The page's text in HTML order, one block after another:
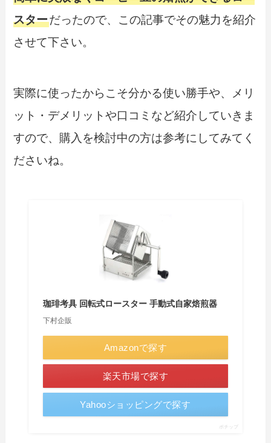
スターだったので、この記事でその魅力を紹介
させて下さい。
実際に使ったからこそ分かる使い勝手や、メリ
ット・デメリットや口コミなど紹介していきま
すので、購入を検討中の方は参考にしてみてく
ださいね。
珈琲考具 回転式ロースター 手動式自家焙煎器
下村企販
Amazonで探す
楽天市場で探す
Yahooショッピングで探す
ポチップ